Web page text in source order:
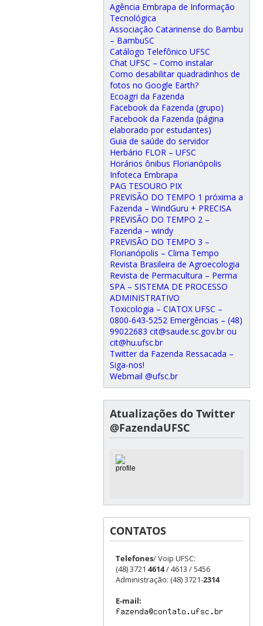
Agência Embrapa de Informação
Tecnológica
Associação Catarinense do Bambu
– BambuSC
Catálogo Telefônico UFSC
Chat UFSC – Como instalar
Como desabilitar quadradinhos de
fotos no Google Earth?
Ecoagri da Fazenda
Facebook da Fazenda (grupo)
Facebook da Fazenda (página
elaborado por estudantes)
Guia de saúde do servidor
Herbário FLOR – UFSC
Horários ônibus Florianópolis
Infoteca Embrapa
PAG TESOURO PIX
PREVISÃO DO TEMPO 1 próxima a
Fazenda – WindGuru + PRECISA
PREVISÃO DO TEMPO 2 –
Fazenda – windy
PREVISÃO DO TEMPO 3 –
Florianópolis – Clima Tempo
Revista Brasileira de Agroecologia
Revista de Permacultura – Perma
SPA – SISTEMA DE PROCESSO
ADMINISTRATIVO
Toxicologia – CIATOX UFSC –
0800-643-5252 Emergências – (48)
99022683 cit@saude.sc.gov.br ou
cit@hu.ufsc.br
Twitter da Fazenda Ressacada –
Siga-nos!
Webmail @ufsc.br
Atualizações do Twitter
@FazendaUFSC
CONTATOS
Telefones/ Voip UFSC:
(48) 3721 4614/ 4613 / 5456
Administração: (48) 3721-2314
E-mail: